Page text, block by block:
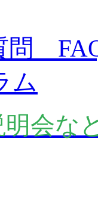
問
ム
会な